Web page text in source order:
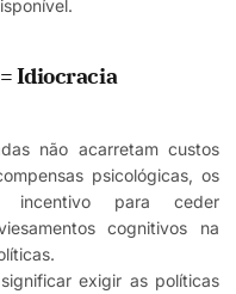
Idiocracia
não acarretam custos
psicológicas, os
incentivo para ceder
cognitivos na
exigir as políticas